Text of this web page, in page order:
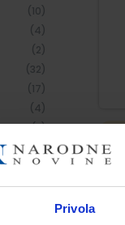
Privola
(10)
(4)
(2)
(32)
(17)
(4)
(3)
(2)
(38)